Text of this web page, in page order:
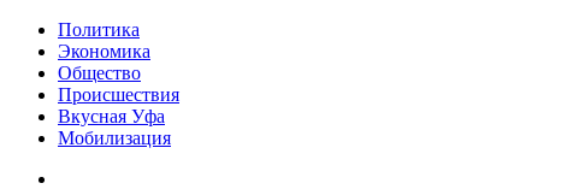
Политика
Экономика
Общество
Происшествия
Вкусная Уфа
Мобилизация